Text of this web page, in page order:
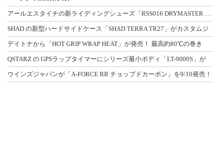
アールエスタイチの新ライディングシューズ「RSS016 DRYMASTER スト
SHAD の新型ハードサイドケース「SHAD TERRA TR27」がカスタムジ
デイトナから「HOT GRIP WRAP HEAT」が発売！ 最高約80℃の巻き
QSTARZ の GPSラップタイマーにシリーズ最小ボディ「LT-9000S」が
ウインズジャパンが「A-FORCE RR チョップドカーボン」を9/10発売！